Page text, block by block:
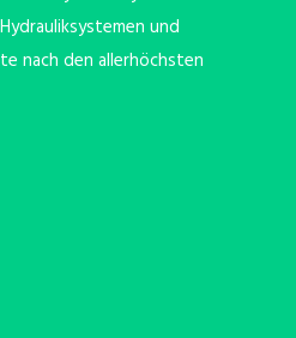
und
nach den allerhöchsten